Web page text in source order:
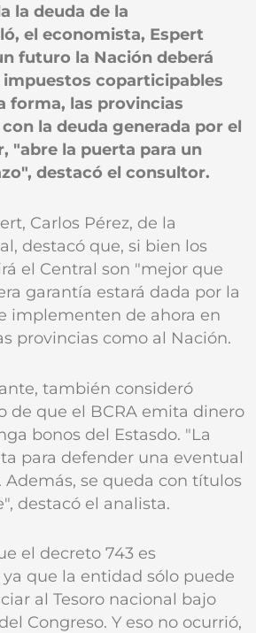
la deuda de la
el economista, Espert
futuro la Nación deberá
coparticipables
forma, las provincias
la deuda generada por el
"abre la puerta para un
destacó el consultor.
Carlos Pérez, de la
destacó que, si bien los
el Central son "mejor que
garantía estará dada por la
implementen de ahora en
provincias como al Nación.
también consideró
de que el BCRA emita dinero
bonos del Estasdo. "La
para defender una eventual
Además, se queda con títulos
destacó el analista.
el decreto 743 es
que la entidad sólo puede
al Tesoro nacional bajo
Congreso. Y eso no ocurrió,